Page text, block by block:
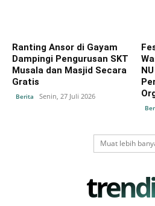
Ranting Ansor di Gayam
Dampingi Pengurusan SKT
Musala dan Masjid Secara
Gratis
Berita Senin, 27 Juli 2026
Muat lebih